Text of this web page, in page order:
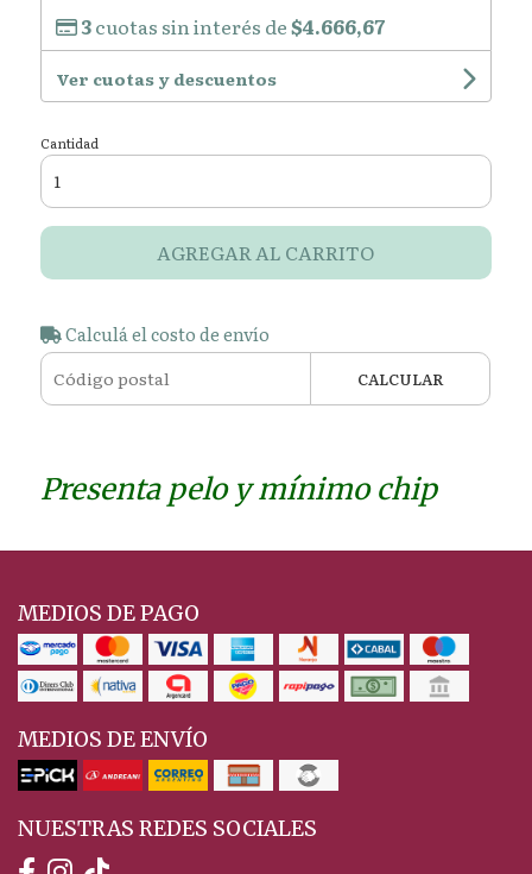
3cuotas sin interés de$4.666,67
Ver cuotas y descuentos
Cantidad
AGREGAR AL CARRITO
Calculá el costo de envío
CALCULAR
Presenta pelo y mínimo chip
MEDIOS DE PAGO
MEDIOS DE ENVÍO
NUESTRAS REDES SOCIALES